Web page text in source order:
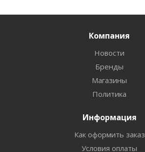
Компания
Новости
Бренды
Магазины
Политика
Информация
Как оформить заказ
Условия оплаты